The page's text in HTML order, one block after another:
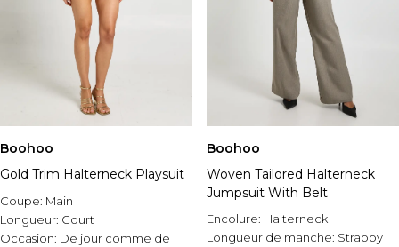
Boohoo
Gold Trim Halterneck Playsuit
Coupe: Main
Longueur: Court
Occasion: De jour comme de
Boohoo
Woven Tailored Halterneck
Jumpsuit With Belt
Encolure: Halterneck
Longueur de manche: Strappy